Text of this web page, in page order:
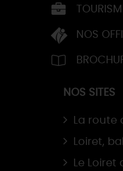
NOS
NOS SITES
La route
Loiret,
Le Loiret